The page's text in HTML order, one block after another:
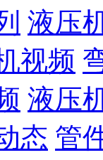
液压
视频
液压
态 管